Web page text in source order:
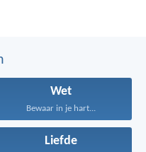
Wet
Bewaar in je hart...
Liefde